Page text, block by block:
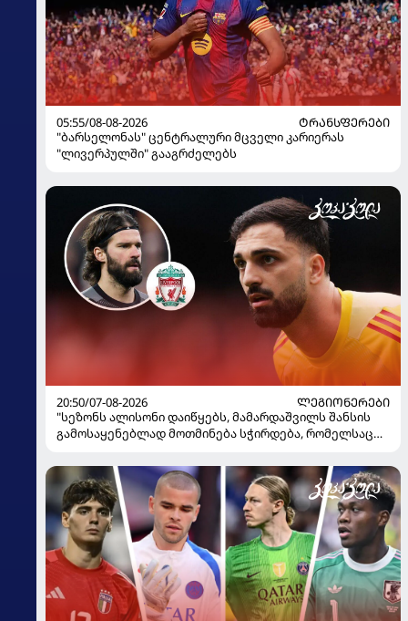
05:55/08-08-2026
ᲢᲠᲐᲜᲡᲤᲔᲠᲔᲑᲘ
"ბარსელონას" ცენტრალური მცველი კარიერას
"ლივერპულში" გააგრძელებს
20:50/07-08-2026
ᲚᲔᲒᲘᲝᲜᲔᲠᲔᲑᲘ
"სეზონს ალისონი დაიწყებს, მამარდაშვილს შანსის
გამოსაყენებლად მოთმინება სჭირდება, რომელსაც
ყოფილმა მეკარემ